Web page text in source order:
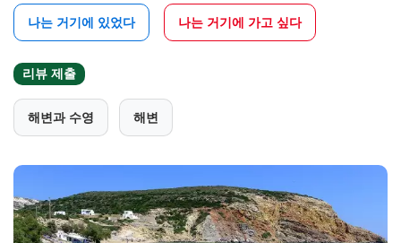
나는 거기에 있었다 나는 거기에 가고 싶다
리뷰 제출
해변과 수영 해변